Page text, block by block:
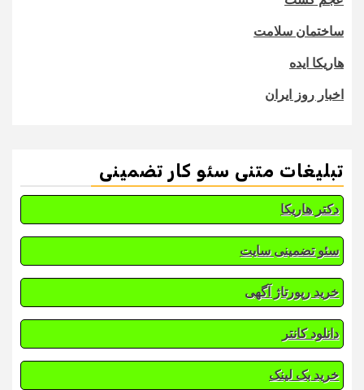
ساختمان سلامت
هاریکا ایده
اخبار روز ایران
تبلیغات متنی سئو کار تضمینی
دکتر هاریکا
سئو تضمینی سایت
خرید رپورتاژ آگهی
دانلود کانتر
خرید بک لینک